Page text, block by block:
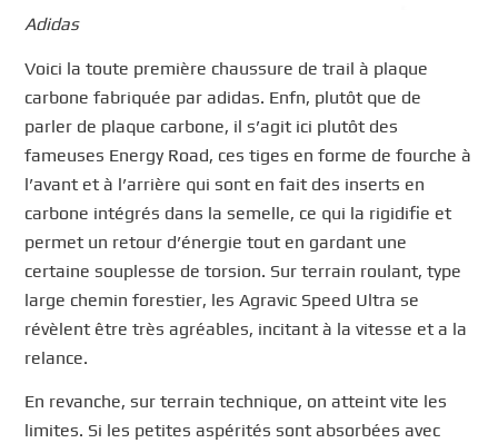
Adidas
Voici la toute première chaussure de trail à plaque
carbone fabriquée par adidas. Enfn, plutôt que de
parler de plaque carbone, il s’agit ici plutôt des
fameuses Energy Road, ces tiges en forme de fourche à
l’avant et à l’arrière qui sont en fait des inserts en
carbone intégrés dans la semelle, ce qui la rigidifie et
permet un retour d’énergie tout en gardant une
certaine souplesse de torsion. Sur terrain roulant, type
large chemin forestier, les Agravic Speed Ultra se
révèlent être très agréables, incitant à la vitesse et a la
relance.
En revanche, sur terrain technique, on atteint vite les
limites. Si les petites aspérités sont absorbées avec